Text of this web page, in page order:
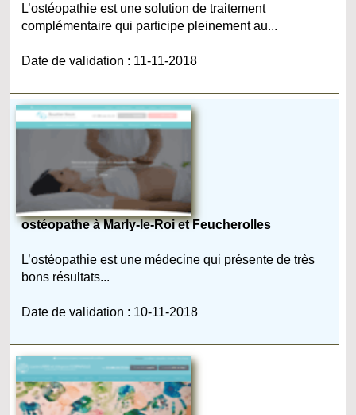
L’ostéopathie est une solution de traitement
complémentaire qui participe pleinement au...
Date de validation : 11-11-2018
ostéopathe à Marly-le-Roi et Feucherolles
L’ostéopathie est une médecine qui présente de très
bons résultats...
Date de validation : 10-11-2018